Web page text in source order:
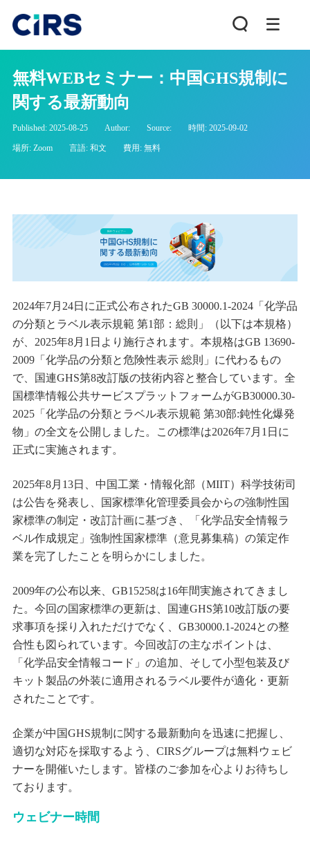
無料WEBセミナー：中国GHS規制に
関する最新動向
Published: 2025-08-25 Author: Source: 時間: 2025-09-02
場所: Zoom 言語: 和文 費用: 無料
2024年7月 24日に正式公布されたGB 30000.1-2024「化学品
の分類とラベル表示規範 第1部：総則」（以下は本規格）
が、 2025年8月 1 日より施行されます。本規格はGB 13690-
2009「化学品の分類と危険性表示 総則」に代わるもの
で、国連GHS第8改訂版の技術内容と整合しています。全
国標準情報公共サービスプラットフォームがGB30000.30-
2025「化学品の分類とラベル表示規範 第30部:鈍性化爆発
物」の全文を公開しました。この標準は2026年7月 1 日に
正式に実施されます。
2025年8月 13日、中国工業・情報化部（MIIT）科学技術司
は公告を発表し、国家標準化管理委員会からの強制性国
家標準の制定・改訂計画に基づき、「化学品安全情報ラ
ベル作成規定」強制性国家標準（意見募集稿）の策定作
業を完了したことを明らかにしました。
2009年の公布以来、 GB15258は16年間実施されてきまし
た。今回の国家標準の更新は、国連GHS第10改訂版の要
求事項を採り入れただけでなく、 GB30000.1-2024との整
合性も図られています。今回改訂の主なポイントは、
「化学品安全情報コード」の追加、そして小型包装及び
キット製品の外装に適用されるラベル要件が適化・更新
されたことです。
企業が中国GHS規制に関する最新動向を迅速に把握し、
適切な対応を採取するよう、 CIRSグループは無料ウェビ
ナーを開催いたします。皆様のご参加を心よりお待ちし
ております。
ウェビナー時間